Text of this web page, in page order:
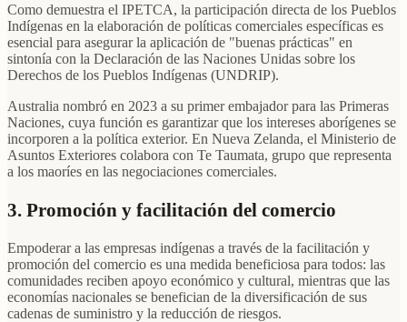
Como demuestra el IPETCA, la participación directa de los Pueblos
Indígenas en la elaboración de políticas comerciales específicas es
esencial para asegurar la aplicación de "buenas prácticas" en
sintonía con la Declaración de las Naciones Unidas sobre los
Derechos de los Pueblos Indígenas (UNDRIP).
Australia nombró en 2023 a su primer embajador para las Primeras
Naciones, cuya función es garantizar que los intereses aborígenes se
incorporen a la política exterior. En Nueva Zelanda, el Ministerio de
Asuntos Exteriores colabora con Te Taumata, grupo que representa
a los maoríes en las negociaciones comerciales.
3. Promoción y facilitación del comercio
Empoderar a las empresas indígenas a través de la facilitación y
promoción del comercio es una medida beneficiosa para todos: las
comunidades reciben apoyo económico y cultural, mientras que las
economías nacionales se benefician de la diversificación de sus
cadenas de suministro y la reducción de riesgos.